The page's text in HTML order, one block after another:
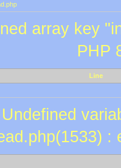
array key
PHP
Line
: